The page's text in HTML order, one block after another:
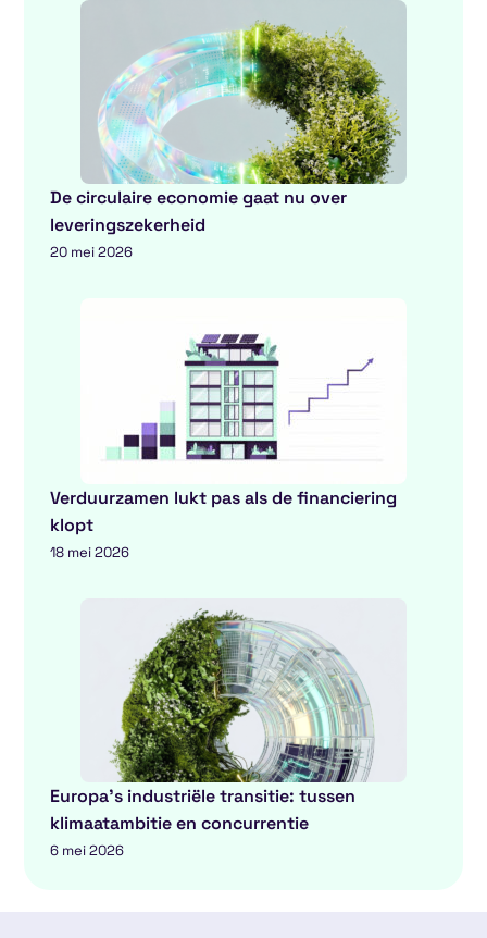
De circulaire economie gaat nu over
leveringszekerheid
20 mei 2026
Verduurzamen lukt pas als de financiering
klopt
18 mei 2026
Europa’s industriële transitie: tussen
klimaatambitie en concurrentie
6 mei 2026